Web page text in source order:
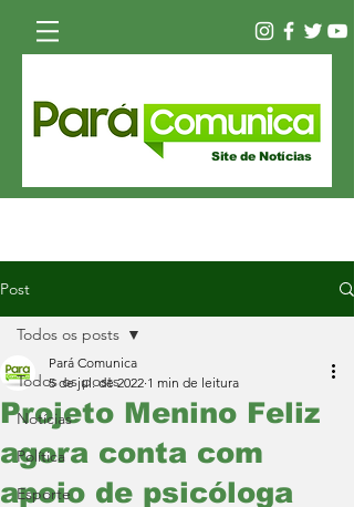
Site de Notícias
Post
Todos os posts
Notícias
Política
Esporte
Todos os posts
Projeto Menino Feliz
agora conta com
apoio de psicóloga
Pará Comunica
5 de jul. de 2022 1 min de leitura